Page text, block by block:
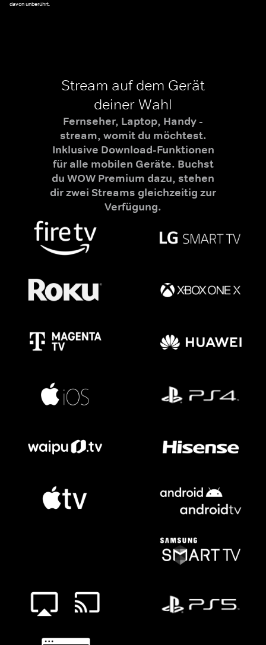
davon unberührt.
Stream auf dem Gerät
deiner Wahl
Fernseher, Laptop, Handy -
stream, womit du möchtest.
Inklusive Download-Funktionen
für alle mobilen Geräte. Buchst
du WOW Premium dazu, stehen
dir zwei Streams gleichzeitig zur
Verfügung.